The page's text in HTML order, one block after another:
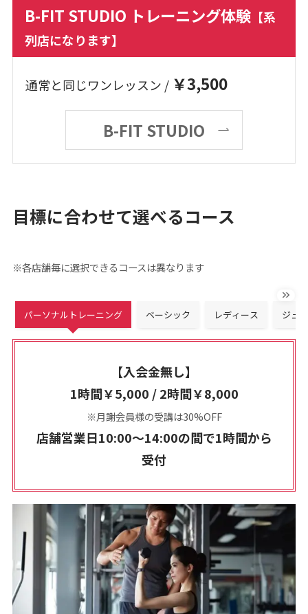
B-FIT STUDIO トレーニング体験【系
列店になります】
通常と同じワンレッスン / ￥3,500
B-FIT STUDIO
目標に合わせて選べるコース
※各店舗毎に選択できるコースは異なります
パーソナルトレーニング ベーシック レディース ジュ
【入会金無し】
1時間￥5,000 / 2時間￥8,000
※月謝会員様の受講は30%OFF
店舗営業日10:00～14:00の間で1時間から
受付